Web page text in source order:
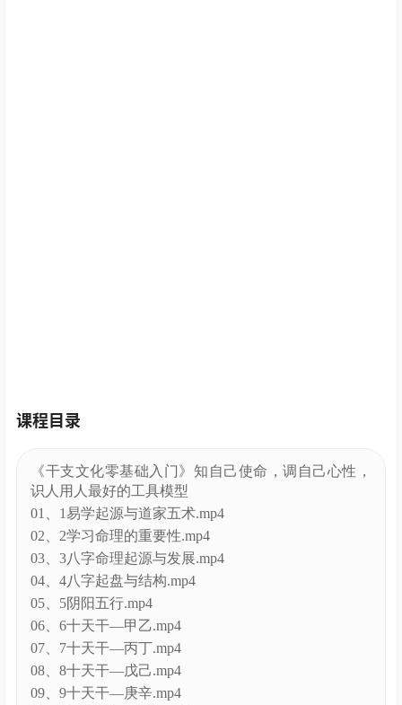
课程目录
《干支文化零基础入门》知自己使命，调自己心性，
识人用人最好的工具模型
01、1易学起源与道家五术.mp4
02、2学习命理的重要性.mp4
03、3八字命理起源与发展.mp4
04、4八字起盘与结构.mp4
05、5阴阳五行.mp4
06、6十天干—甲乙.mp4
07、7十天干—丙丁.mp4
08、8十天干—戊己.mp4
09、9十天干—庚辛.mp4